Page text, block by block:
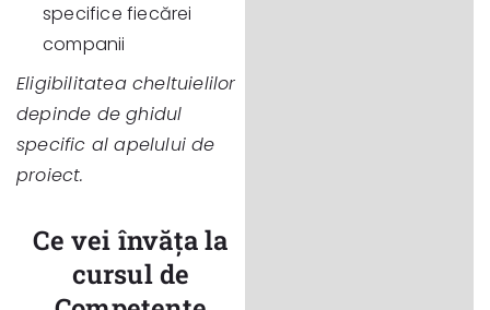
specifice fiecărei
companii
Eligibilitatea cheltuielilor
depinde de ghidul
specific al apelului de
proiect.
Ce vei învăța la
cursul de